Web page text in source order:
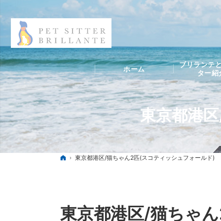
東京都港
ホーム
東京都港区/猫ちゃん2匹(スコティッシュフォールド)
東京都港区/猫ちゃ
ホーム
ブリランテ
ター紹